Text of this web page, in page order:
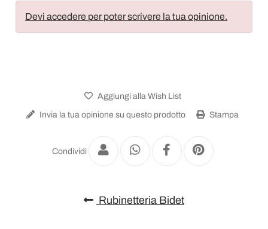
Devi accedere per poter scrivere la tua opinione.
Aggiungi alla Wish List
Invia la tua opinione su questo prodotto Stampa
Condividi
Rubinetteria Bidet